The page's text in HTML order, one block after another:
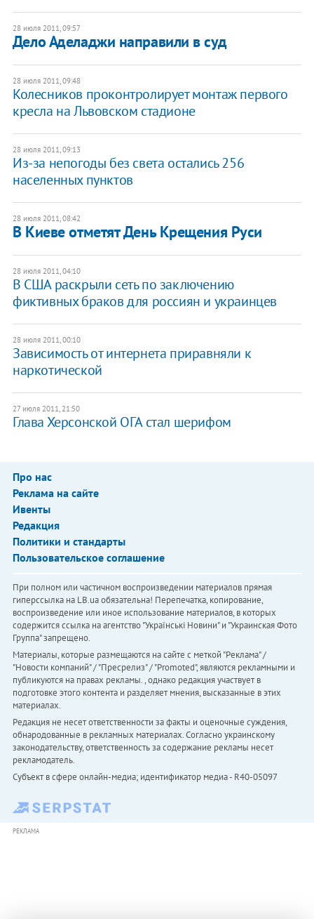
28 июля 2011, 09:57
Дело Аделаджи направили в суд
28 июля 2011, 09:48
Колесников проконтролирует монтаж первого
кресла на Львовском стадионе
28 июля 2011, 09:13
Из-за непогоды без света остались 256
населенных пунктов
28 июля 2011, 08:42
В Киеве отметят День Крещения Руси
28 июля 2011, 04:10
В США раскрыли сеть по заключению
фиктивных браков для россиян и украинцев
28 июля 2011, 00:10
Зависимость от интернета приравняли к
наркотической
27 июля 2011, 21:50
Глава Херсонской ОГА стал шерифом
Про нас
Реклама на сайте
Ивенты
Редакция
Политики и стандарты
Пользовательское соглашение
При полном или частичном воспроизведении материалов прямая
гиперссылка на LB.ua обязательна! Перепечатка, копирование,
воспроизведение или иное использование материалов, в которых
содержится ссылка на агентство "Українськi Новини" и "Украинская Фото
Группа" запрещено.
Материалы, которые размещаются на сайте с меткой "Реклама" /
"Новости компаний" / "Пресрелиз" / "Promoted", являются рекламными и
публикуются на правах рекламы. , однако редакция участвует в
подготовке этого контента и разделяет мнения, высказанные в этих
материалах.
Редакция не несет ответственности за факты и оценочные суждения,
обнародованные в рекламных материалах. Согласно украинскому
законодательству, ответственность за содержание рекламы несет
рекламодатель.
Субъект в сфере онлайн-медиа; идентификатор медиа - R40-05097
РЕКЛАМА